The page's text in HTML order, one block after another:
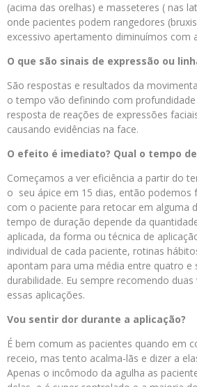
(acima das orelhas) e masseteres ( nas
onde pacientes podem rangedores
excessivo apertamento diminuímos com
O que são sinais de expressão ou
São respostas e resultados da
o tempo vão definindo com
resposta de reações de expressões
causando evidências na face.
O efeito é imediato? Qual o tempo
Começamos a ver eficiência a partir do
o seu ápice em 15 dias, então podemos
com o paciente para retocar em alguma
tempo de duração depende da
aplicada, da forma ou técnica de
individual de cada paciente, rotinas
apontam para uma média entre quatro e
durabilidade. Eu sempre recomendo
essas aplicações.
Vou sentir dor durante a aplicação?
É bem comum as pacientes quando em
receio, mas tento acalma-lãs e dizer a
Apenas o incômodo da agulha as